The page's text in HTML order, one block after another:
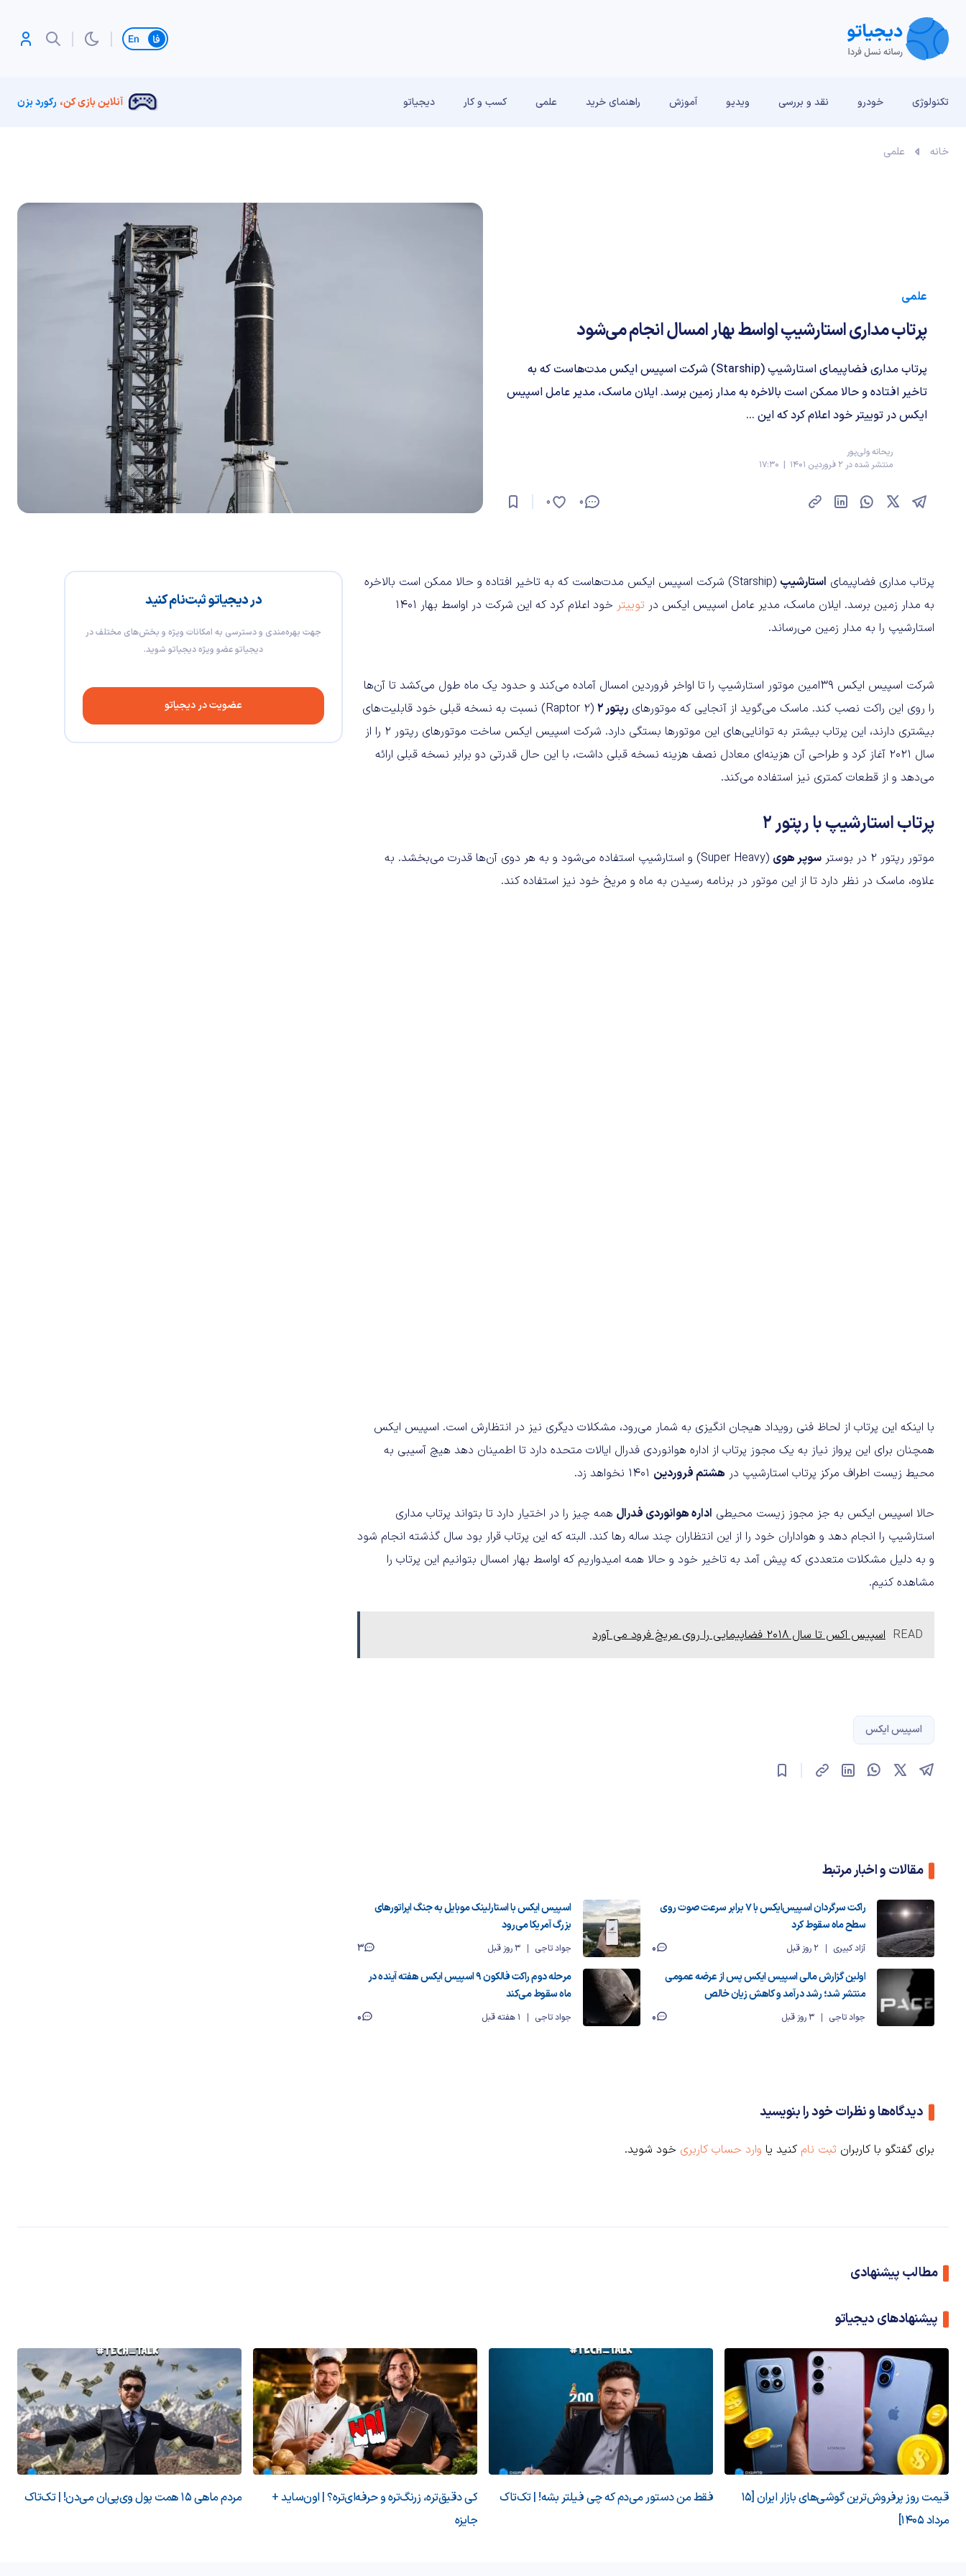
تغییر زبان
تکنولوژی خودرو نقد و بررسی‌ ویدیو آموزش راهنمای خرید علمی کسب و کار دیجیاتو آنلاین بازی کن، رکورد بزن
خانه علمی
علمی
پرتاب مداری استارشیپ اواسط بهار امسال انجام می‌شود
پرتاب مداری فضاپیمای استارشیپ (Starship) شرکت اسپیس ایکس مدت‌هاست که به
تاخیر افتاده و حالا ممکن است بالاخره به مدار زمین برسد. ایلان ماسک، مدیر عامل اسپیس
ایکس در توییتر خود اعلام کرد که این ...
ریحانه ولی‌پور
منتشر شده در 2 فروردین 1401 | 17:30
0
0
در دیجیاتو ثبت‌نام کنید
جهت بهره‌مندی و دسترسی به امکانات ویژه و بخش‌های مختلف در
دیجیاتو عضو ویژه دیجیاتو شوید.
عضویت در دیجیاتو
پرتاب مداری فضاپیمای استارشیپ
(Starship) شرکت اسپیس ایکس مدت‌هاست که به تاخیر افتاده و حالا ممکن است بالاخره
به مدار زمین برسد. ایلان ماسک، مدیر عامل اسپیس ایکس در توییتر
خود اعلام کرد که این شرکت در اواسط بهار ۱۴۰۱
استارشیپ را به مدار زمین می‌رساند.
شرکت اسپیس ایکس ۳۹امین موتور استارشیپ را تا اواخر فروردین امسال آماده می‌کند و حدود یک ماه طول می‌کشد تا آن‌ها
را روی این راکت نصب کند. ماسک می‌گوید از آنجایی که موتورهای رپتور ۲
(Raptor 2) نسبت به نسخه قبلی خود قابلیت‌های
بیشتری دارند، این پرتاب بیشتر به توانایی‌های این موتورها بستگی دارد. شرکت اسپیس ایکس ساخت موتورهای رپتور ۲ را از
سال ۲۰۲۱ آغاز کرد و طراحی آن هزینه‌ای معادل نصف هزینه نسخه قبلی داشت، با این حال قدرتی دو برابر نسخه قبلی ارائه
می‌دهد و از قطعات کمتری نیز استفاده می‌کند.
پرتاب استارشیپ با رپتور ۲
موتور رپتور ۲ در بوستر سوپر هوی
(Super Heavy) و استارشیپ استفاده می‌شود و به هر دوی آن‌ها قدرت می‌بخشد. به
علاوه، ماسک در نظر دارد تا از این موتور در برنامه رسیدن به ماه و مریخ خود نیز استفاده کند.
با اینکه این پرتاب از لحاظ فنی رویداد هیجان انگیزی به شمار می‌رود، مشکلات دیگری نیز در انتظارش است. اسپیس ایکس
همچنان برای این پرواز نیاز به یک مجوز پرتاب از اداره هوانوردی فدرال ایالات متحده دارد تا اطمینان دهد هیچ آسیبی به
محیط زیست اطراف مرکز پرتاب استارشیپ در هشتم فروردین
حالا اسپیس ایکس به جز مجوز زیست محیطی اداره هوانوردی فدرال همه چیز را در اختیار دارد تا بتواند پرتاب مداری
استارشیپ را انجام دهد و هواداران خود را از این انتظاران چند ساله رها کند. البته که این پرتاب قرار بود سال گذشته انجام شود
و به دلیل مشکلات متعددی که پیش آمد به تاخیر خود و حالا همه امیدواریم که اواسط بهار امسال بتوانیم این پرتاب را
مشاهده کنیم.
READ اسپیس اکس تا سال 2018 فضاپیمایی را روی مریخ فرود می آورد
اسپیس ایکس
مقالات و اخبار مرتبط
راکت سرگردان اسپیس‌ایکس با ۷ برابر سرعت صوت روی
سطح ماه سقوط کرد
آزاد کبیری 2 روز قبل 0
اسپیس ایکس با استارلینک موبایل به جنگ اپراتورهای
بزرگ آمریکا می‌رود
جواد تاجی 3 روز قبل
3
اولین گزارش مالی اسپیس ایکس پس از عرضه عمومی
منتشر شد؛ رشد درآمد و کاهش زیان خالص
جواد تاجی 3 روز قبل 0
مرحله دوم راکت فالکون ۹ اسپیس ایکس هفته آینده در
ماه سقوط می‌کند
جواد تاجی 1 هفته قبل 0
دیدگاه‌ها و نظرات خود را بنویسید
برای گفتگو با کاربران ثبت نام کنید یا وارد حساب کاربری خود شوید.
مطالب پیشنهادی
پیشنهادهای دیجیاتو
قیمت روز پرفروش‌ترین گوشی‌های بازار ایران [15
مرداد 1405]
فقط من دستور می‌دم که چی فیلتر بشه! | تک‌تاک
کی دقیق‌تره، زرنگ‌تره و حرفه‌ای‌تره؟ | اون‌ساید +
جایزه
مردم ماهی ۱۵ همت پول وی‌پی‌ان می‌دن! | تک‌تاک